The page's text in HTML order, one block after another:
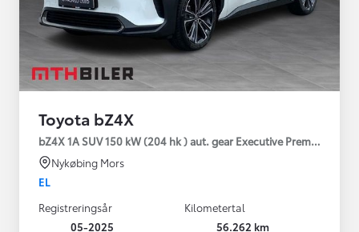
Toyota bZ4X
bZ4X 1A SUV 150 kW (204 hk ) aut. gear Executive Premium
Nykøbing Mors
EL
Registreringsår
05-2025
Kilometertal
56.262 km